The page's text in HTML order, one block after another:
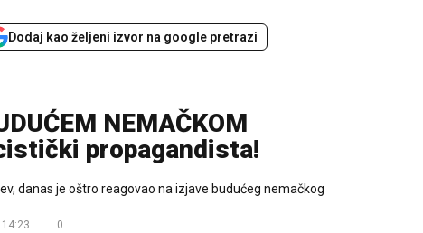
Dodaj kao željeni izvor na google pretrazi
NEMAČKOM
propagandista!
danas je oštro reagovao na izjave budućeg nemačkog
14:23 0